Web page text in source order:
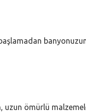
uzun ömürlü